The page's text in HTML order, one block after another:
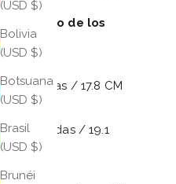
(USD $)
Bolivia
(USD $)
Botsuana
(USD $)
Brasil
(USD $)
Brunéi
Perímetro de los
nudillos
7 pulgadas / 17.8 CM
7.5 pulgadas /19.1
CM